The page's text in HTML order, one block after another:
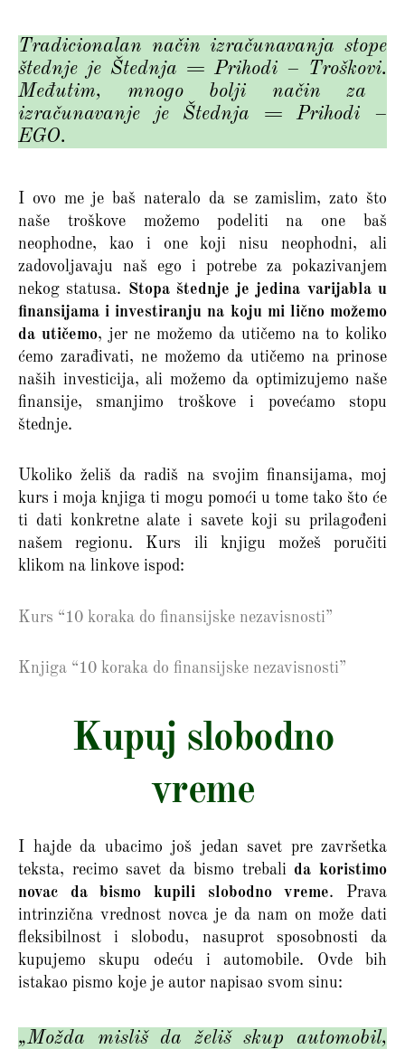
Tradicionalan način izračunavanja stope
štednje je Štednja = Prihodi – Troškovi.
Međutim, mnogo bolji način za
izračunavanje je Štednja = Prihodi –
EGO.
I ovo me je baš nateralo da se zamislim, zato što
naše troškove možemo podeliti na one baš
neophodne, kao i one koji nisu neophodni, ali
zadovoljavaju naš ego i potrebe za pokazivanjem
nekog statusa. Stopa štednje je jedina varijabla u
finansijama i investiranju na koju mi lično možemo
da utičemo, jer ne možemo da utičemo na to koliko
ćemo zarađivati, ne možemo da utičemo na prinose
naših investicija, ali možemo da optimizujemo naše
finansije, smanjimo troškove i povećamo stopu
štednje.
Ukoliko želiš da radiš na svojim finansijama, moj
kurs i moja knjiga ti mogu pomoći u tome tako što će
ti dati konkretne alate i savete koji su prilagođeni
našem regionu. Kurs ili knjigu možeš poručiti
klikom na linkove ispod:
Kurs “10 koraka do finansijske nezavisnosti”
Knjiga “10 koraka do finansijske nezavisnosti”
Kupuj slobodno
vreme
I hajde da ubacimo još jedan savet pre završetka
teksta, recimo savet da bismo trebalida koristimo
novac da bismo kupili slobodno vreme. Prava
intrinzična vrednost novca je da nam on može dati
fleksibilnost i slobodu, nasuprot sposobnosti da
kupujemo skupu odeću i automobile. Ovde bih
istakao pismo koje je autor napisao svom sinu:
„Možda misliš da želiš skup automobil,